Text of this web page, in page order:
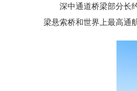
深中通道桥梁部分长
梁悬索桥和世界上最高通